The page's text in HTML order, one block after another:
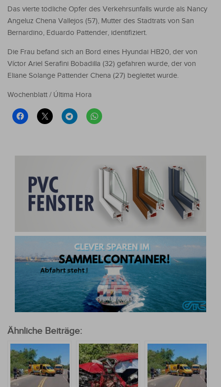
Das vierte tödliche Opfer des Verkehrsunfalls wurde als Nancy
Angeluz Chena Vallejos (57), Mutter des Stadtrats von San
Bernardino, Eduardo Pattender, identifiziert.
Die Frau befand sich an Bord eines Hyundai HB20, der von
Víctor Ariel Serafini Bobadilla (32) gefahren wurde, der von
Eliane Solange Pattender Chena (27) begleitet wurde.
Wochenblatt / Última Hora
Ähnliche Beiträge: